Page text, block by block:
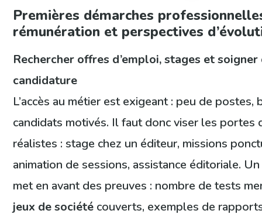
Premières démarches
rémunération et perspectives
Rechercher offres d’emploi, stages et
candidature
L’accès au métier est exigeant : peu de postes,
candidats motivés. Il faut donc viser les portes
réalistes : stage chez un éditeur, missions
animation de sessions, assistance éditoriale.
met en avant des preuves : nombre de tests
jeux de société couverts, exemples de